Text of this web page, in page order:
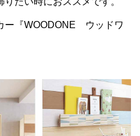
ー『WOODONE ウッドワ